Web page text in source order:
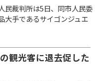
民裁判所は5日、同市人民委
大手であるサイゴンジュエ
観光客に退去促した